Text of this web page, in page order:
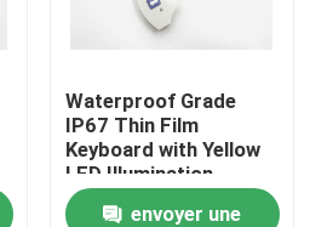
Waterproof Grade
IP67 Thin Film
Keyboard with Yellow
LED Illumination
envoyer une